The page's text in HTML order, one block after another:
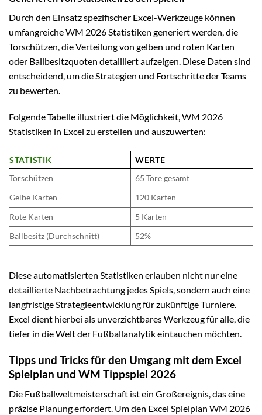
Durch den Einsatz spezifischer Excel-Werkzeuge können
umfangreiche WM 2026 Statistiken generiert werden, die
Torschützen, die Verteilung von gelben und roten Karten
oder Ballbesitzquoten detailliert aufzeigen. Diese Daten sind
entscheidend, um die Strategien und Fortschritte der Teams
zu bewerten.
Folgende Tabelle illustriert die Möglichkeit, WM 2026
Statistiken in Excel zu erstellen und auszuwerten:
STATISTIK
WERTE
Torschützen
65 Tore gesamt
Gelbe Karten
120 Karten
Rote Karten
5 Karten
Ballbesitz (Durchschnitt)
52%
Diese automatisierten Statistiken erlauben nicht nur eine
detaillierte Nachbetrachtung jedes Spiels, sondern auch eine
langfristige Strategieentwicklung für zukünftige Turniere.
Excel dient hierbei als unverzichtbares Werkzeug für alle, die
tiefer in die Welt der Fußballanalytik eintauchen möchten.
Tipps und Tricks für den Umgang mit dem Excel
Spielplan und WM Tippspiel 2026
Die Fußballweltmeisterschaft ist ein Großereignis, das eine
präzise Planung erfordert. Um den Excel Spielplan WM 2026